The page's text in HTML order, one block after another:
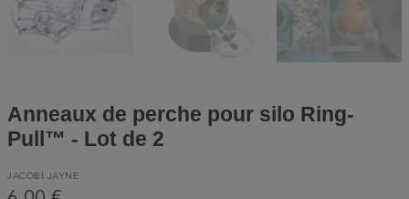
Anneaux de perche pour silo Ring-
Pull™ - Lot de 2
JACOBI JAYNE